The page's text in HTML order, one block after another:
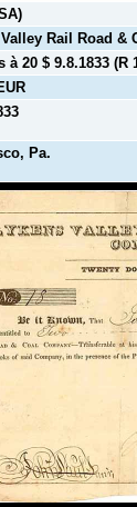
Rail Road &
à 20 $ 9.8.1833 (R
Pa.